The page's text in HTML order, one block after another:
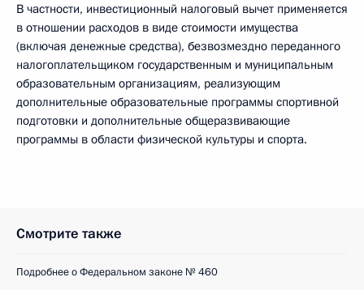
В частности, инвестиционный налоговый вычет применяется
в отношении расходов в виде стоимости имущества
(включая денежные средства), безвозмездно переданного
налогоплательщиком государственным и муниципальным
образовательным организациям, реализующим
дополнительные образовательные программы спортивной
подготовки и дополнительные общеразвивающие
программы в области физической культуры и спорта.
Смотрите также
Подробнее о Федеральном законе № 460